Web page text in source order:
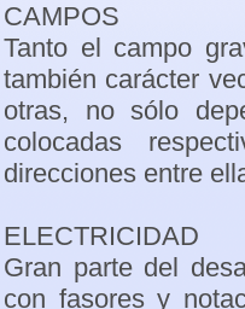
CAMPOS
Tanto el campo
también carácter
otras, no sólo
colocadas
direcciones entre
ELECTRICIDAD
Gran parte del
con fasores y